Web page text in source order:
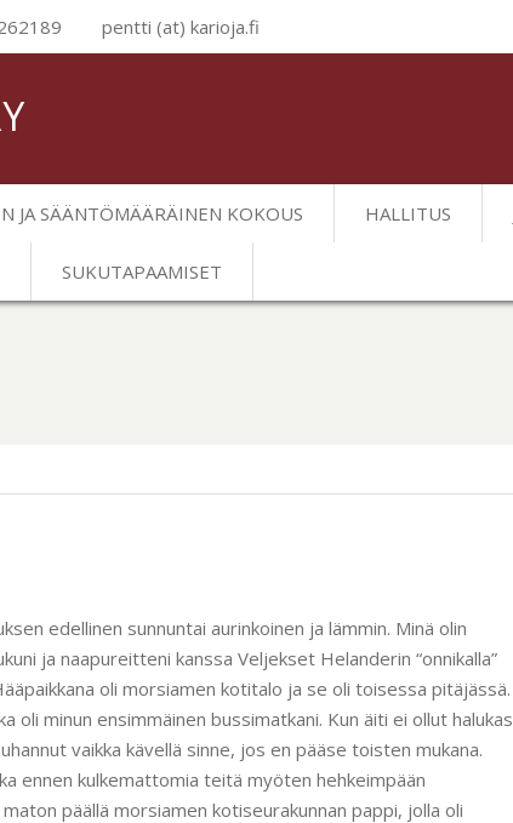
pentti (at) karioja.fi
JA SÄÄNTÖMÄÄRÄINEN KOKOUS HALLITUS
SUKUTAPAAMISET
edellinen sunnuntai aurinkoinen ja lämmin. Minä olin
ja naapureitteni kanssa Veljekset Helanderin “onnikalla”
oli morsiamen kotitalo ja se oli toisessa pitäjässä.
oli minun ensimmäinen bussimatkani. Kun äiti ei ollut halukas
vaikka kävellä sinne, jos en pääse toisten mukana.
ennen kulkemattomia teitä myöten hehkeimpään
päällä morsiamen kotiseurakunnan pappi, jolla oli